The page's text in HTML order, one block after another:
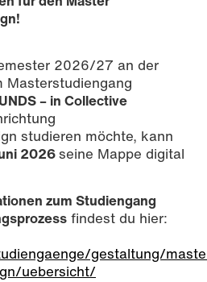
2026/27 an der
Masterstudiengang
– in Collective
studieren möchte, kann
2026seine Mappe digital
zum Studiengang
findest du hier:
gestaltung/
uebersicht/